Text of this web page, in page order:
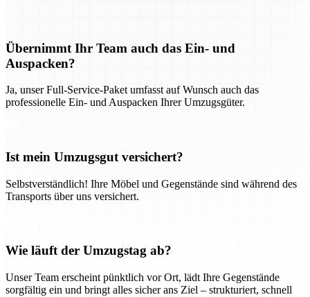
Übernimmt Ihr Team auch das Ein- und
Auspacken?
Ja, unser Full-Service-Paket umfasst auf Wunsch auch das
professionelle Ein- und Auspacken Ihrer Umzugsgüter.
Ist mein Umzugsgut versichert?
Selbstverständlich! Ihre Möbel und Gegenstände sind während des
Transports über uns versichert.
Wie läuft der Umzugstag ab?
Unser Team erscheint pünktlich vor Ort, lädt Ihre Gegenstände
sorgfältig ein und bringt alles sicher ans Ziel – strukturiert, schnell